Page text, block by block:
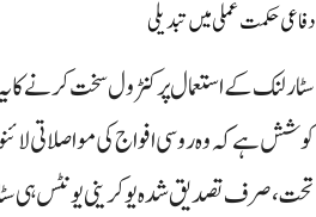
دفاعی حکمت عملی میں تبدیلی
سٹار لنک کے استعمال پر کنٹرول سخت کرنے
کوشش ہے کہ وہ روسی افواج کی مواصلاتی
تحت، صرف تصدیق شدہ یوکرینی یونٹس ہی